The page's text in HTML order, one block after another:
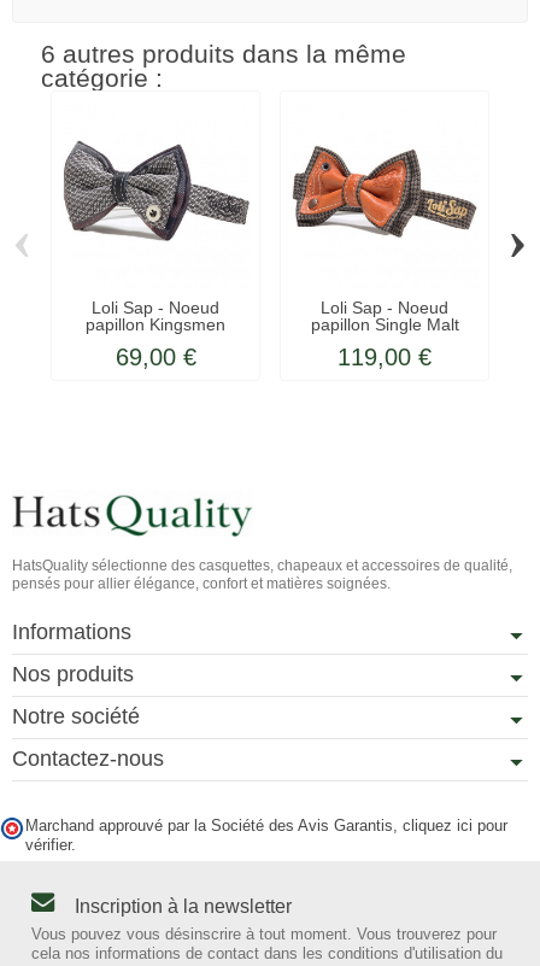
6 autres produits dans la même
catégorie :
Loli Sap - Noeud
papillon Kingsmen
69,00 €
Loli Sap - Noeud
papillon Single Malt
119,00 €
‹ ›
HatsQuality sélectionne des casquettes, chapeaux et accessoires de qualité,
pensés pour allier élégance, confort et matières soignées.
Informations
Nos produits
Notre société
Contactez-nous
Marchand approuvé par la Société des Avis Garantis, cliquez ici pour
vérifier.
Inscription à la newsletter
Vous pouvez vous désinscrire à tout moment. Vous trouverez pour
cela nos informations de contact dans les conditions d'utilisation du